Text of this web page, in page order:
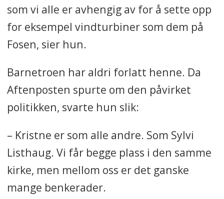
som vi alle er avhengig av for å sette opp
for eksempel vindturbiner som dem på
Fosen, sier hun.
Barnetroen har aldri forlatt henne. Da
Aftenposten spurte om den påvirket
politikken, svarte hun slik:
– Kristne er som alle andre. Som Sylvi
Listhaug. Vi får begge plass i den samme
kirke, men mellom oss er det ganske
mange benkerader.